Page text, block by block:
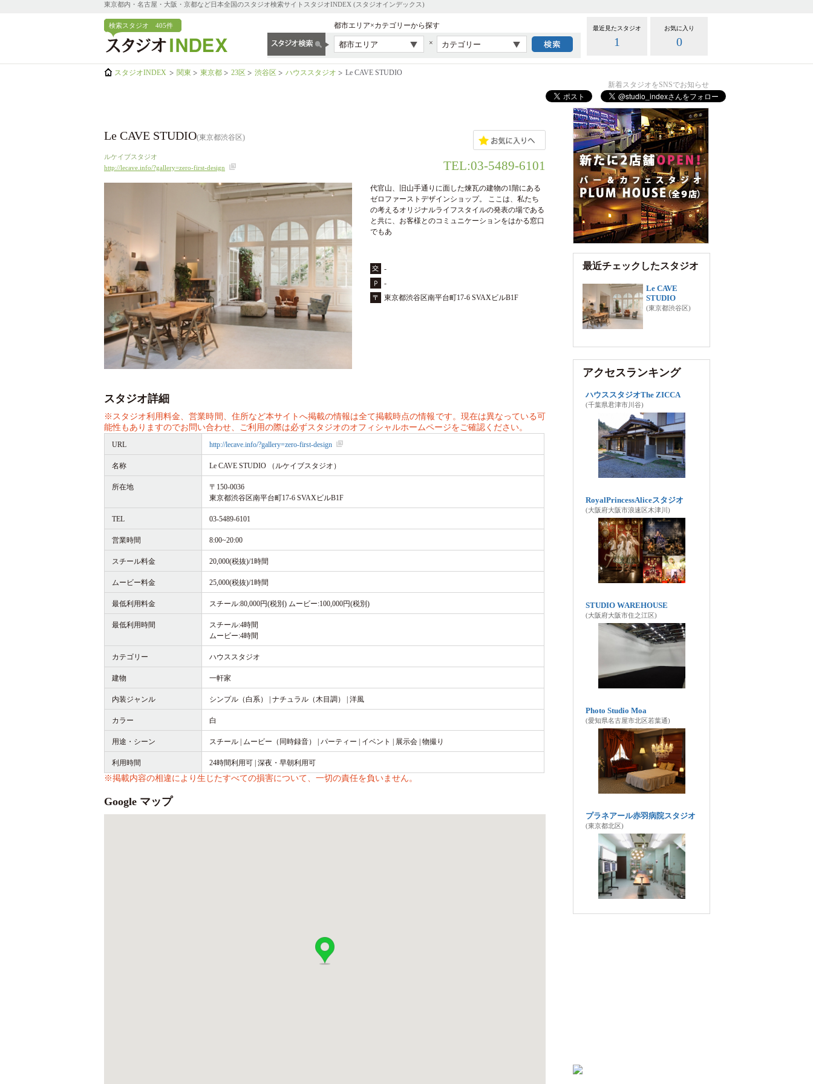
東京都内・名古屋・大阪・京都など日本全国のスタジオ検索サイトスタジオINDEX (スタジオインデックス)
検索スタジオ 405件 都市エリア×カテゴリーから探す
都市エリア × カテゴリー
最近見たスタジオ
1
お気に入り
0
スタジオINDEX 関東 東京都 23区 渋谷区 ハウススタジオ
Le CAVE STUDIO
新着スタジオをSNSでお知らせ
Le CAVE STUDIO(東京都渋谷区)
ルケイブスタジオ
http://lecave.info/?gallery=zero-first-design
TEL:03-5489-6101
代官山、旧山手通りに面した煉瓦の建物の1階にある
ゼロファーストデザインショップ。 ここは、私たち
の考えるオリジナルライフスタイルの発表の場である
と共に、お客様とのコミュニケーションをはかる窓口
でもあ
-
-
東京都渋谷区南平台町17-6 SVAXビルB1F
スタジオ詳細
※スタジオ利用料金、営業時間、住所など本サイトへ掲載の情報は全て掲載時点の情報です。現在は異なっている可
能性もありますのでお問い合わせ、ご利用の際は必ずスタジオのオフィシャルホームページをご確認ください。
URL http://lecave.info/?gallery=zero-first-design
名称 Le CAVE STUDIO （ルケイブスタジオ）
所在地
〒150-0036
東京都渋谷区南平台町17-6 SVAXビルB1F
TEL 03-5489-6101
営業時間 8:00~20:00
スチール料金 20,000(税抜)/1時間
ムービー料金 25,000(税抜)/1時間
最低利用料金 スチール:80,000円(税別) ムービー:100,000円(税別)
最低利用時間
スチール:4時間
ムービー:4時間
カテゴリー ハウススタジオ
建物 一軒家
内装ジャンル シンプル（白系） | ナチュラル（木目調） | 洋風
カラー 白
用途・シーン スチール | ムービー（同時録音） | パーティー | イベント | 展示会 | 物撮り
利用時間 24時間利用可 | 深夜・早朝利用可
※掲載内容の相違により生じたすべての損害について、一切の責任を負いません。
Google マップ
最近チェックしたスタジオ
Le CAVE
STUDIO
(東京都渋谷区)
アクセスランキング
ハウススタジオThe ZICCA
(千葉県君津市川谷)
RoyalPrincessAliceスタジオ
(大阪府大阪市浪速区木津川)
STUDIO WAREHOUSE
(大阪府大阪市住之江区)
Photo Studio Moa
(愛知県名古屋市北区若葉通)
プラネアール赤羽病院スタジオ
(東京都北区)